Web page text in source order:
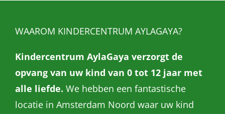
WAAROM KINDERCENTRUM AYLAGAYA?
Kindercentrum AylaGaya verzorgt de
opvang van uw kind van 0 tot 12 jaar met
alle liefde. We hebben een fantastische
locatie in Amsterdam Noord waar uw kind